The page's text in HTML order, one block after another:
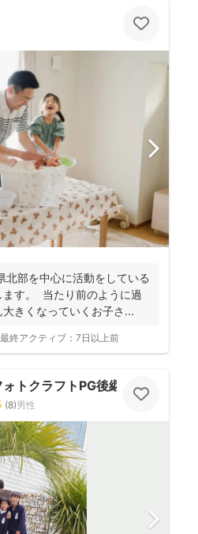
北部を中心に活動をしている
ます。 当たり前のように過
大きくなっていくお子さ...
最終アクティブ： 7日以上前
トクラフトPG後継ぎ】
(8)男性